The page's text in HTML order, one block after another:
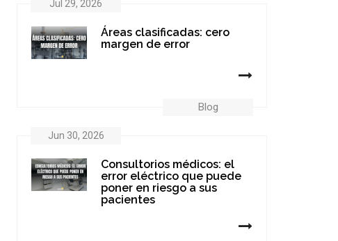
Jul 29, 2026
Blog
Áreas clasificadas: cero
margen de error
Jun 30, 2026
Consultorios médicos: el
error eléctrico que puede
poner en riesgo a sus
pacientes